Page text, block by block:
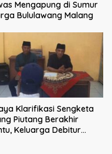
Mengapung di Sumur
Bululawang Malang
Klarifikasi Sengketa
Piutang Berakhir
Keluarga Debitur